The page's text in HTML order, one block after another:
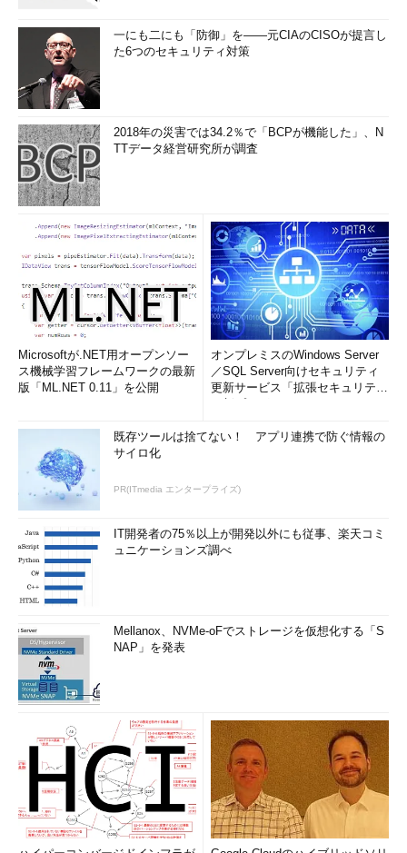
一にも二にも「防御」を――元CIAのCISOが提言し
た6つのセキュリティ対策
2018年の災害では34.2％で「BCPが機能した」、N
TTデータ経営研究所が調査
Microsoftが.NET用オープンソー
ス機械学習フレームワークの最新
版「ML.NET 0.11」を公開
オンプレミスのWindows Server
／SQL Server向けセキュリティ
更新サービス「拡張セキュリティ
既存ツールは捨てない！ アプリ連携で防ぐ情報の
サイロ化
PR(ITmedia エンタープライズ)
IT開発者の75％以上が開発以外にも従事、楽天コミ
ュニケーションズ調べ
Mellanox、NVMe-oFでストレージを仮想化する「S
NAP」を発表